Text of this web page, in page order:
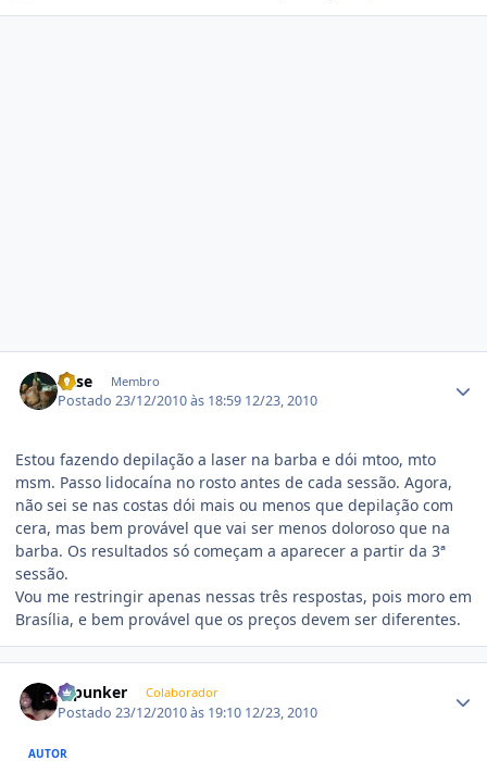
Kase Membro
Postado23/12/2010 às 18:59 12/23, 2010
Estou fazendo depilação a laser na barba e dói mtoo, mto
msm. Passo lidocaína no rosto antes de cada sessão. Agora,
não sei se nas costas dói mais ou menos que depilação com
cera, mas bem provável que vai ser menos doloroso que na
barba. Os resultados só começam a aparecer a partir da 3ª
sessão.
Vou me restringir apenas nessas três respostas, pois moro em
Brasília, e bem provável que os preços devem ser diferentes.
Dipunker Colaborador
Postado23/12/2010 às 19:10 12/23, 2010
AUTOR